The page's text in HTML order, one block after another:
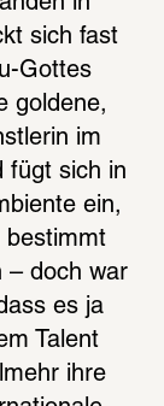
sich fast
Gottes
goldene,
im
fügt sich in
ein,
bestimmt
– doch war
es ja
Talent
ihre